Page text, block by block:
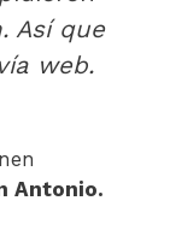
Así que
web.
Antonio.